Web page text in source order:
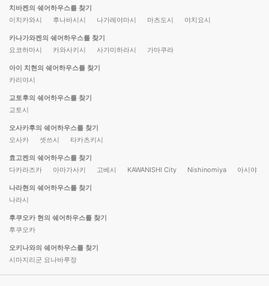
치바켄의 쉐어하우스를 찾기
이치카와시
후나바시시 나가레야마시 마츠도시 야치요시
카나가와켄의 쉐어하우스를 찾기
요코하마시
카와사키시 사가미하라시 가마쿠라
아이 치현의 쉐어하우스를 찾기
카리야시
교토후의 쉐어하우스를 찾기
교토시
오사카후의 쉐어하우스를 찾기
오사카
셋쓰시 타카츠키시
효고켄의 쉐어하우스를 찾기
다카라즈카
아마가사키 고베시 KAWANISHI City Nishinomiya 아시야
나라현의 쉐어하우스를 찾기
나라시
후쿠오카 현의 쉐어하우스를 찾기
후쿠오카
오키나와의 쉐어하우스를 찾기
시마지리군 요나바루정